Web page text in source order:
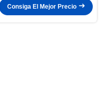
industrial
Consiga El Mejor Precio